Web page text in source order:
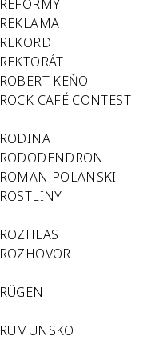
REFORMY
REKLAMA
REKORD
REKTORÁT
ROBERT KEŇO
ROCK CAFÉ CONTEST
RODINA
RODODENDRON
ROMAN POLANSKI
ROSTLINY
ROZHLAS
ROZHOVOR
RÜGEN
RUMUNSKO